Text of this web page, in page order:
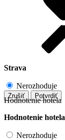
Strava
Nerozhoduje
Zrušiť Potvrdiť
Hodnotenie hotela
Hodnotenie hotela
Nerozhoduje